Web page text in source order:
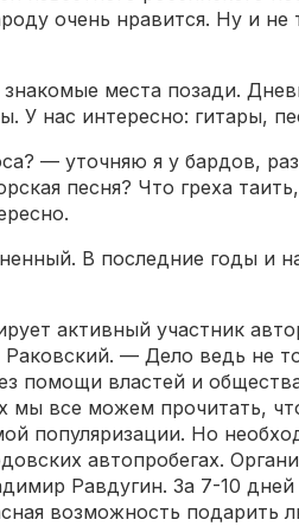
очень нравится. Ну и
места позади.
У нас интересно: гитары,
— уточняю я у бардов,
песня? Что греха
В последние годы и
активный участник
— Дело ведь не
помощи властей и
мы все можем прочитать,
популяризации. Но
автопробегах.
Равдугин. За 7-10
возможность подарить